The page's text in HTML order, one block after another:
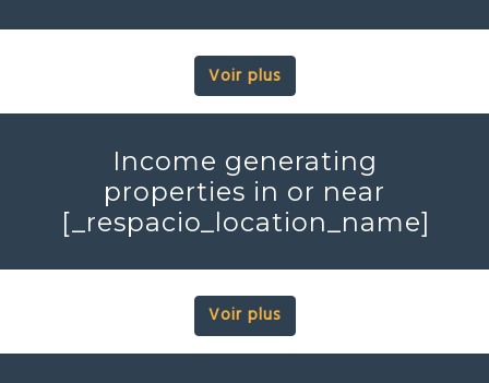
Voir plus
Income generating
properties in or near
[_respacio_location_name]
Voir plus